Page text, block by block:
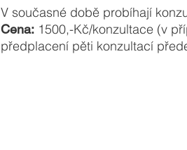
V současné době probíhají
Cena: 1500,-Kč/konzultace (v
předplacení pěti konzultací